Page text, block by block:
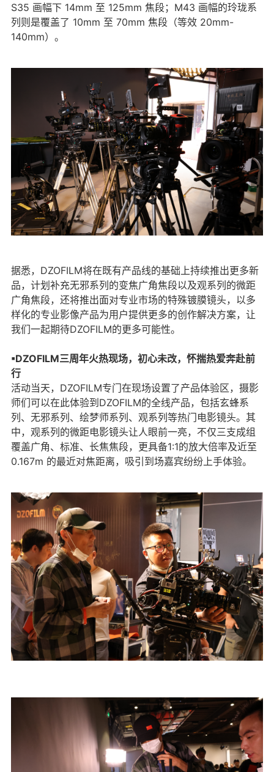
S35 画幅下 14mm 至 125mm 焦段；M43 画幅的玲珑系
列则是覆盖了 10mm 至 70mm 焦段（等效 20mm-
140mm）。
据悉，DZOFILM将在既有产品线的基础上持续推出更多新
品，计划补充无邪系列的变焦广角焦段以及观系列的微距
广角焦段，还将推出面对专业市场的特殊镀膜镜头，以多
样化的专业影像产品为用户提供更多的创作解决方案，让
我们一起期待DZOFILM的更多可能性。
▪DZOFILM三周年火热现场，初心未改，怀揣热爱奔赴前
行
活动当天，DZOFILM专门在现场设置了产品体验区，摄影
师们可以在此体验到DZOFILM的全线产品，包括玄蜂系
列、无邪系列、绘梦师系列、观系列等热门电影镜头。其
中，观系列的微距电影镜头让人眼前一亮，不仅三支成组
覆盖广角、标准、长焦焦段，更具备1:1的放大倍率及近至
0.167m 的最近对焦距离，吸引到场嘉宾纷纷上手体验。